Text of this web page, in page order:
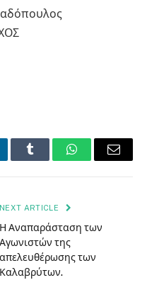
Tumblr WhatsAppEmail
NEXT ARTICLE
Η Αναπαράσταση των
Αγωνιστών της
απελευθέρωσης των
Καλαβρύτων.